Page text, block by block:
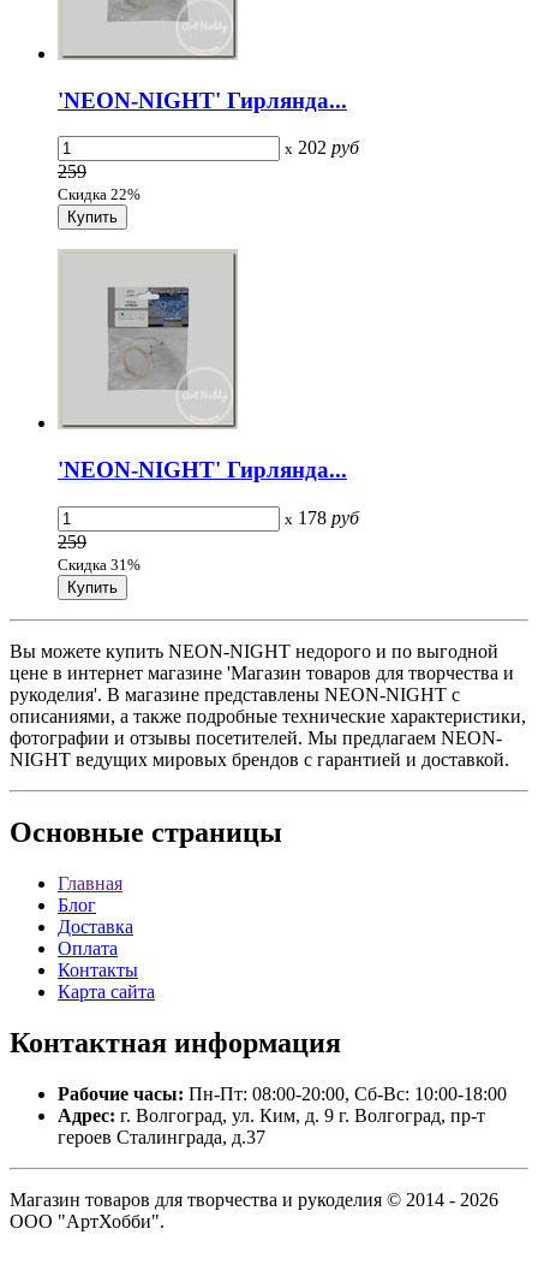
'NEON-NIGHT' Гирлянда...
x 202 руб
259
Скидка 22%
'NEON-NIGHT' Гирлянда...
x 178 руб
259
Скидка 31%
Вы можете купить NEON-NIGHT недорого и по выгодной
цене в интернет магазине 'Магазин товаров для творчества и
рукоделия'. В магазине представлены NEON-NIGHT с
описаниями, а также подробные технические характеристики,
фотографии и отзывы посетителей. Мы предлагаем NEON-
NIGHT ведущих мировых брендов с гарантией и доставкой.
Основные страницы
Главная
Блог
Доставка
Оплата
Контакты
Карта сайта
Контактная информация
Рабочие часы: Пн-Пт: 08:00-20:00, Сб-Вс: 10:00-18:00
Адрес: г. Волгоград, ул. Ким, д. 9 г. Волгоград, пр-т
героев Сталинграда, д.37
Магазин товаров для творчества и рукоделия © 2014 - 2026
ООО "АртХобби".